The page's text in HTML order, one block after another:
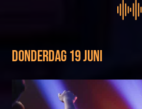
donderdag 19 juni